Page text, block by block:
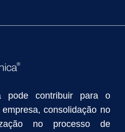
Clientes Criação de Site para Indústria
pode contribuir para o
consolidação no
no processo de